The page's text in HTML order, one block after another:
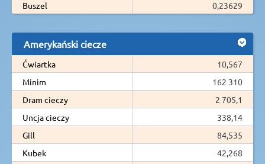
Buszel 0,23629
Amerykański ciecze
Ćwiartka
10,567
Minim
162 310
Dram cieczy
2 705,1
Uncja cieczy
338,14
Gill
84,535
Kubek
42,268